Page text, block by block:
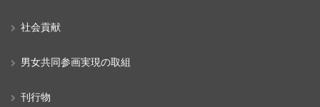
社会貢献
男女共同参画実現の取組
刊行物